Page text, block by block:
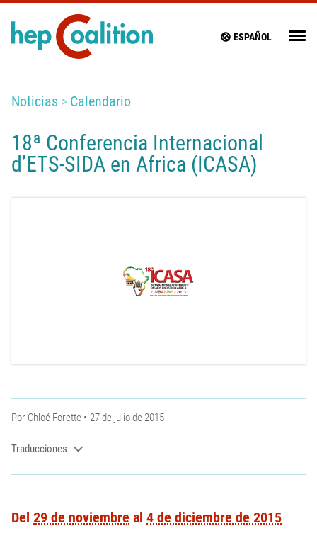
ESPAÑOL
Noticias Calendario
18ª Conferencia Internacional
d’ETS-SIDA en Africa (ICASA)
Por Chloé Forette 27 de julio de 2015
Traducciones
Del 29 de noviembre al 4 de diciembre de 2015